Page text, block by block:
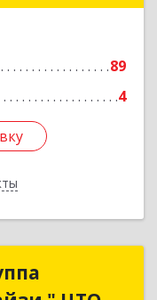
89
4
Подробнее
группа